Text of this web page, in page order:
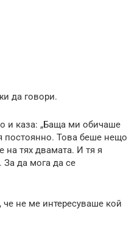
да говори.
и каза: „Баща ми обичаше
постоянно. Това беше нещо
тях двамата. И тя я
да мога да се
не ме интересуваше кой